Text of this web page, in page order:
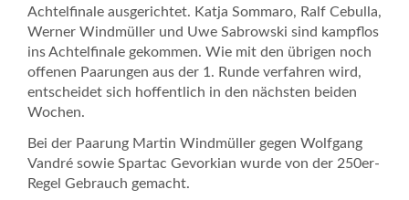
Achtelfinale ausgerichtet. Katja Sommaro, Ralf Cebulla,
Werner Windmüller und Uwe Sabrowski sind kampflos
ins Achtelfinale gekommen. Wie mit den übrigen noch
offenen Paarungen aus der 1. Runde verfahren wird,
entscheidet sich hoffentlich in den nächsten beiden
Wochen.
Bei der Paarung Martin Windmüller gegen Wolfgang
Vandré sowie Spartac Gevorkian wurde von der 250er-
Regel Gebrauch gemacht.